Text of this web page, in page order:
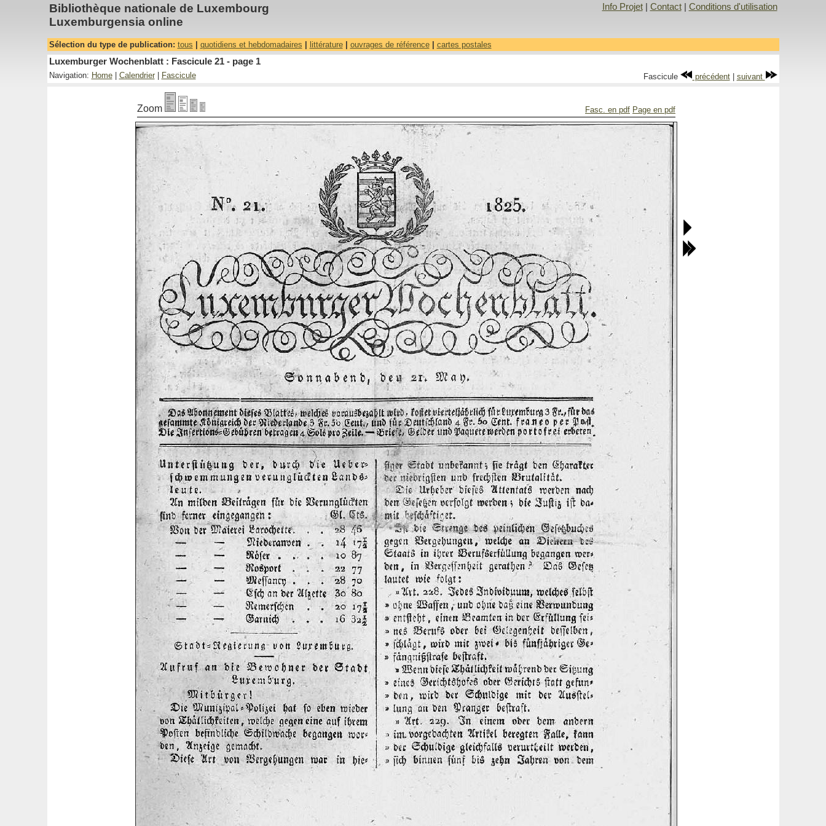
Bibliothèque nationale de Luxembourg
Luxemburgensia online
Info Projet| Contact| Conditions d'utilisation
Sélection du type de publication: tous quotidiens et hebdomadaires littérature| ouvrages de référence| cartes postales
Luxemburger Wochenblatt : Fascicule 21 - page 1
Navigation: Home| Calendrier| Fascicule Fascicule précédent| suivant
Zoom Fasc. en pdf Page en pdf